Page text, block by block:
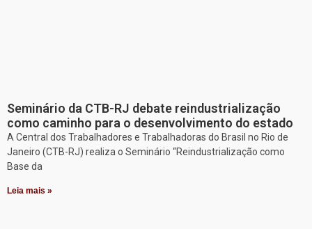
Seminário da CTB-RJ debate reindustrialização
como caminho para o desenvolvimento do estado
A Central dos Trabalhadores e Trabalhadoras do Brasil no Rio de
Janeiro (CTB-RJ) realiza o Seminário “Reindustrialização como
Base da
Leia mais »